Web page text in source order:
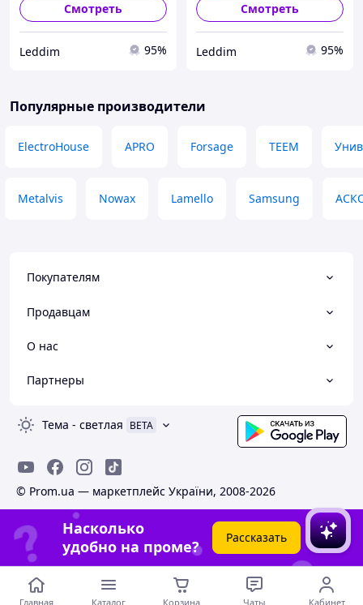
Смотреть
Leddim 95%
Смотреть
Leddim 95%
Популярные производители
ElectroHouse APRO Forsage TEEM
Metalvis Nowax Lamello Samsung
Покупателям
Продавцам
О нас
Партнеры
Тема - светлая BETA
© Prom.ua — маркетплейс України, 2008-2026
Насколько
удобно на проме?
Рассказать
Главная Каталог Корзина Чаты Кабинет